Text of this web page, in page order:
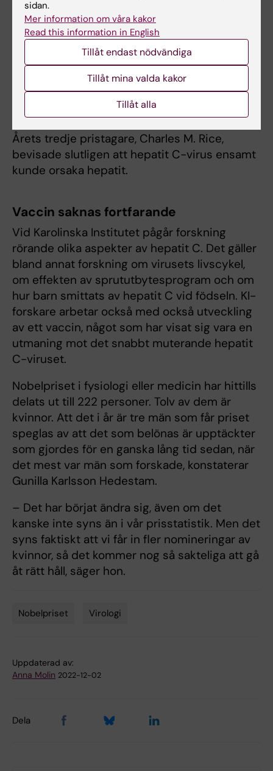
man såg att den kunde användas på det
sättet. Man vågade tro på den typen av
metoder, och de har sedan utvecklats enormt.
Houghton och hans kollegor höll på i sex år
med kloningsprojektet. I dag tar samma sak
ett par månader ungefär, säger Gunilla
Karlsson Hedestam.
Årets tredje pristagare, Charles M. Rice,
bevisade slutligen att hepatit C-virus ensamt
kunde orsaka hepatit.
Vaccin saknas fortfarande
Vid Karolinska Institutet pågår forskning
rörande olika aspekter av hepatit C. Det gäller
bland annat forskning om virusets livscykel,
om effekten av sprututbytesprogram och om
hur barn smittats av hepatit C vid födseln. KI-
forskare arbetar också med också utveckling
av ett vaccin, något som har visat sig vara en
utmaning mot det snabbt muterande hepatit
C-viruset.
Nobelpriset i fysiologi eller medicin har hittills
delats ut till 222 personer. Tolv av dem är
kvinnor. Att det i år är tre män som får priset
speglas av att det som belönas är upptäckter
som gjordes för en ganska lång tid sedan, när
det mest var män som forskade, konstaterar
Gunilla Karlsson Hedestam.
– Det har börjat ändra sig, även om det
kanske inte syns än i vår prisstatistik. Men det
syns faktiskt att vi får in fler nomineringar av
kvinnor, så det kommer nog så sakteliga att gå
åt rätt håll, säger hon.
Nobelpriset Virologi
Uppdaterad av:
Anna Molin 2022-12-02
Dela
sidan.
Mer information om våra kakor
Read this information in English
Tillåt endast nödvändiga
Tillåt mina valda kakor
Tillåt alla